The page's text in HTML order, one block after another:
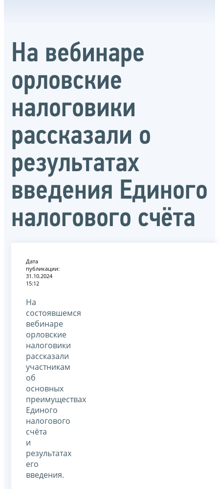
На вебинаре
орловские
налоговики
рассказали о
результатах
введения Единого
налогового счёта
Дата
публикации:
31.10.2024
15:12
На
состоявшемся
вебинаре
орловские
налоговики
рассказали
участникам
об
основных
преимуществах
Единого
налогового
счёта
и
результатах
его
введения.